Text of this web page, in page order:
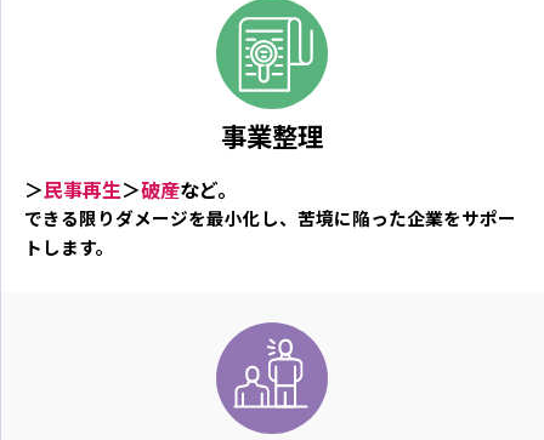
事業整理
＞民事再生＞破産など。
できる限りダメージを最小化し、苦境に陥った企業をサポー
トします。